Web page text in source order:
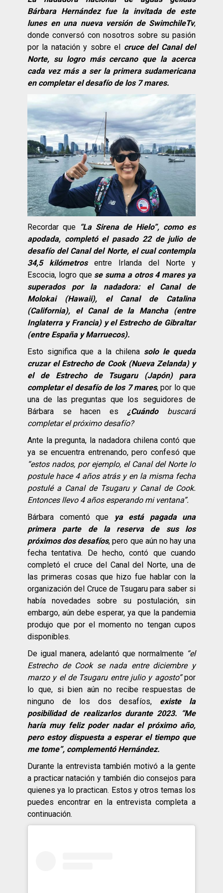
Bárbara Hernández fue la invitada de este
lunes en una nueva versión de SwimchileTv,
donde conversó con nosotros sobre su pasión
por la natación y sobre el cruce del Canal del
Norte, su logro más cercano que la acerca
cada vez más a ser la primera sudamericana
en completar el desafío de los 7 mares.
Recordar que “La Sirena de Hielo”, como es
apodada, completó el pasado 22 de julio de
desafío del Canal del Norte, el cual contempla
34,5 kilómetrosentre Irlanda del Norte y
Escocia, logro que se suma a otros 4 mares ya
superados por la nadadora: el Canal de
Molokai (Hawaii), el Canal de Catalina
(California), el Canal de la Mancha (entre
Inglaterra y Francia) y el Estrecho de Gibraltar
(entre España y Marruecos).
Esto significa que a la chilena solo le queda
cruzar el Estrecho de Cook (Nueva Zelanda) y
el de Estrecho de Tsugaru (Japón) para
completar el desafío de los 7 mares, por lo que
una de las preguntas que los seguidores de
Bárbara se hacen es¿Cuándobuscará
completar el próximo desafío?
Ante la pregunta, la nadadora chilena contó que
ya se encuentra entrenando, pero confesó que
“estos nados, por ejemplo, el Canal del Norte lo
postule hace 4 años atrás y en la misma fecha
postulé a Canal de Tsugaru y Canal de Cook.
Entonces llevo 4 años esperando mi ventana”.
Bárbara comentó que
ya está pagada una
primera parte de la reserva de sus los
próximos dos desafíos, pero que aún no hay una
fecha tentativa. De hecho, contó que cuando
completó el cruce del Canal del Norte, una de
las primeras cosas que hizo fue hablar con la
organización del Cruce de Tsugaru para saber si
había novedades sobre su postulación, sin
embargo, aún debe esperar, ya que la pandemia
produjo que por el momento no tengan cupos
disponibles.
De igual manera, adelantó que normalmente “el
Estrecho de Cook se nada entre diciembre y
marzo y el de Tsugaru entre julio y agosto”por
lo que, si bien aún no recibe respuestas de
ninguno de los dos desafíos, existe la
posibilidad de realizarlos durante 2023. “Me
haría muy feliz poder nadar el próximo año,
pero estoy dispuesta a esperar el tiempo que
me tome”, complementó Hernández.
Durante la entrevista también motivó a la gente
a practicar natación y también dio consejos para
quienes ya lo practican. Estos y otros temas los
puedes encontrar en la entrevista completa a
continuación.